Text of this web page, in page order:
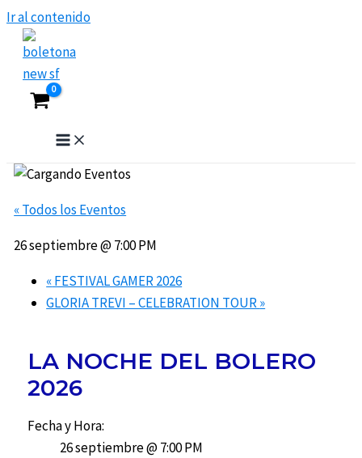
Ir al contenido
« Todos los Eventos
26 septiembre @ 7:00 PM
«FESTIVAL GAMER 2026
GLORIA TREVI – CELEBRATION TOUR»
LA NOCHE DEL BOLERO
2026
Fecha y Hora:
26 septiembre @ 7:00 PM